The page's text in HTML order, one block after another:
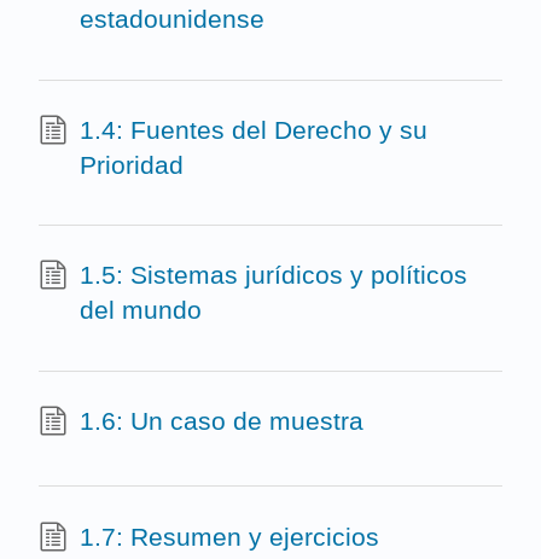
estadounidense
1.4: Fuentes del Derecho y su
Prioridad
1.5: Sistemas jurídicos y políticos
del mundo
1.6: Un caso de muestra
1.7: Resumen y ejercicios